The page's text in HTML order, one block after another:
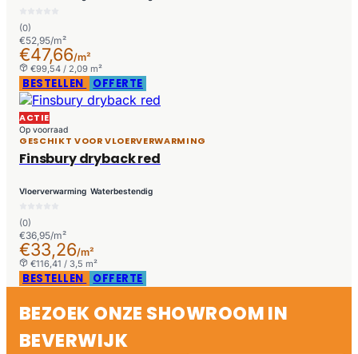
(0)
€52,95/m²
€47,66/m²
€99,54 / 2,09 m²
BESTELLEN OFFERTE
ACTIE
Op voorraad
GESCHIKT VOOR VLOERVERWARMING
Finsbury dryback red
Vloerverwarming Waterbestendig
(0)
€36,95/m²
€33,26/m²
€116,41 / 3,5 m²
BESTELLEN OFFERTE
BEZOEK ONZE SHOWROOM IN
BEVERWIJK